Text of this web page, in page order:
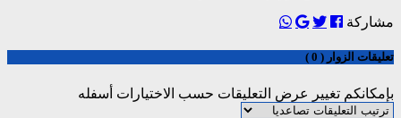
مشاركة
تعليقات الزوار ( 0 )
بإمكانكم تغيير عرض التعليقات حسب الاختيارات أسفله